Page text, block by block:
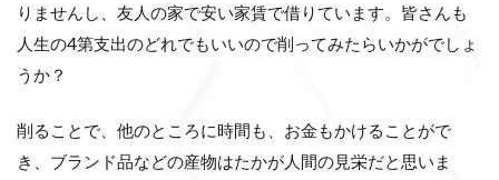
りませんし、友人の家で安い家賃で借りています。皆さんも
人生の4第支出のどれでもいいので削ってみたらいかがでしょ
うか？
削ることで、他のところに時間も、お金もかけることがで
き、ブランド品などの産物はたかが人間の見栄だと思いま